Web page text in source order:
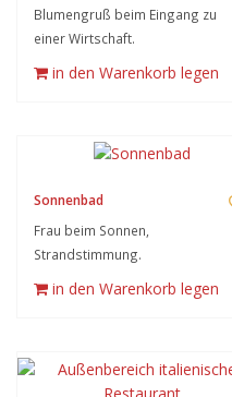
Blumengruß beim Eingang zu
einer Wirtschaft.
in den Warenkorb legen
Sonnenbad
Frau beim Sonnen,
Strandstimmung.
in den Warenkorb legen